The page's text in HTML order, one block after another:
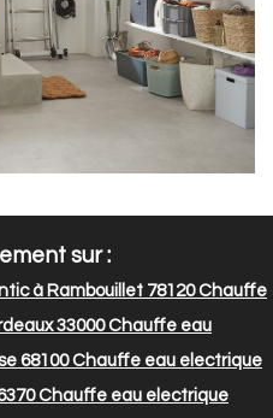
sur :
à Rambouillet 78120Chauffe
33000Chauffe eau
68100Chauffe eau electrique
Chauffe eau electrique